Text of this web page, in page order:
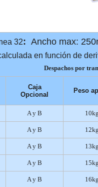
32: Ancho max:
en función de
Despachos por
Caja
Opcional
Peso
A y B
A y B
A y B
A y B
A y B